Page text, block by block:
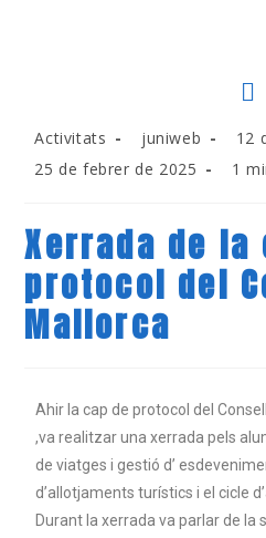
Activitats juniweb
12
25 de febrer de 2025
1
Xerrada de la
protocol del
Mallorca
Ahir la cap de protocol del
,va realitzar una xerrada pels
de viatges i gestió d’
d’allotjaments turístics i el cicle
Durant la xerrada va parlar de la